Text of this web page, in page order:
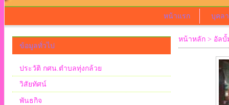
หน้าแรก บุคล
ข้อมูลทั่วไป
ประวัติ กศน.ตำบลทุ่งกล้วย
วิสัยทัศน์
พันธกิจ
หน้าหลัก > อัลบั้